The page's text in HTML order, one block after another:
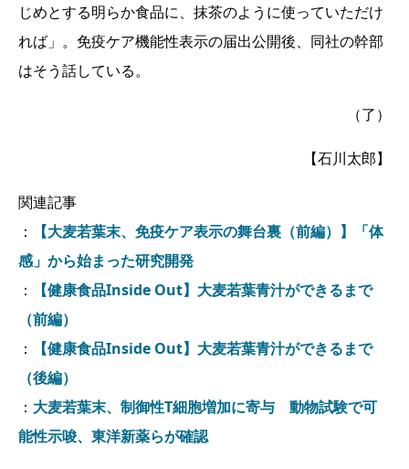
じめとする明らか食品に、抹茶のように使っていただけ
れば」。免疫ケア機能性表示の届出公開後、同社の幹部
はそう話している。
（了）
【石川太郎】
関連記事
：
【大麦若葉末、免疫ケア表示の舞台裏（前編）】「体
感」から始まった研究開発
：
【健康食品Inside Out】大麦若葉青汁ができるまで
（前編）
：
【健康食品Inside Out】大麦若葉青汁ができるまで
（後編）
： 大麦若葉末、制御性T細胞増加に寄与 動物試験で可
能性示唆、東洋新薬らが確認